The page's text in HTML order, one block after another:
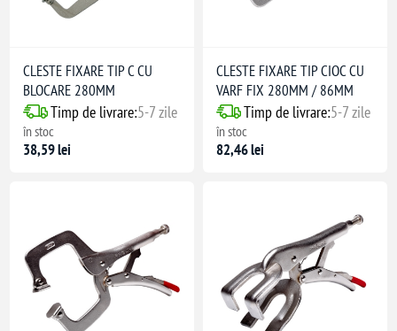
CLESTE FIXARE TIP C CU
BLOCARE 280MM
Timp de livrare:5-7 zile
în stoc
38,59 lei
CLESTE FIXARE TIP CIOC CU
VARF FIX 280MM / 86MM
Timp de livrare:5-7 zile
în stoc
82,46 lei